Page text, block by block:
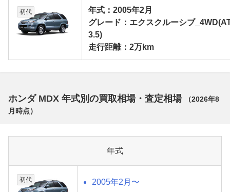
初代
年式：2005年2月
グレード：エクスクルーシブ
3.5)
走行距離：2万km
ホンダ MDX 年式別の買取相場・査定相場 （2026年8
月 時点）
年式
初代 2005年2月〜